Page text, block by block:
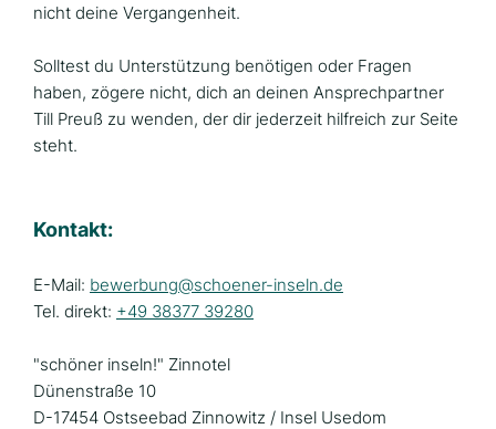
nicht deine Vergangenheit.
Solltest du Unterstützung benötigen oder Fragen
haben, zögere nicht, dich an deinen Ansprechpartner
Till Preuß zu wenden, der dir jederzeit hilfreich zur Seite
steht.
Kontakt:
E-Mail: bewerbung@schoener-inseln.de
Tel. direkt: +49 38377 39280
"schöner inseln!" Zinnotel
Dünenstraße 10
D-17454 Ostseebad Zinnowitz / Insel Usedom